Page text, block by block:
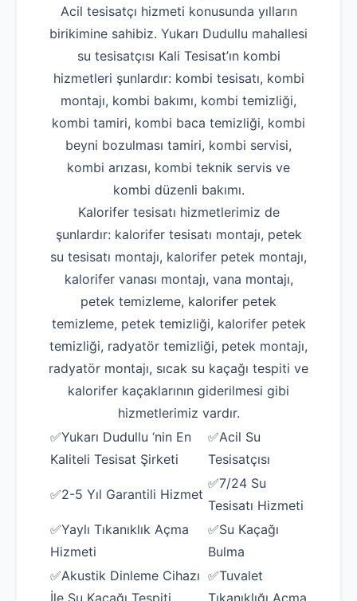
Acil tesisatçı hizmeti konusunda yılların
birikimine sahibiz. Yukarı Dudullu mahallesi
su tesisatçısı Kali Tesisat’ın kombi
hizmetleri şunlardır: kombi tesisatı, kombi
montajı, kombi bakımı, kombi temizliği,
kombi tamiri, kombi baca temizliği, kombi
beyni bozulması tamiri, kombi servisi,
kombi arızası, kombi teknik servis ve
kombi düzenli bakımı.
Kalorifer tesisatı hizmetlerimiz de
şunlardır: kalorifer tesisatı montajı, petek
su tesisatı montajı, kalorifer petek montajı,
kalorifer vanası montajı, vana montajı,
petek temizleme, kalorifer petek
temizleme, petek temizliği, kalorifer petek
temizliği, radyatör temizliği, petek montajı,
radyatör montajı, sıcak su kaçağı tespiti ve
kalorifer kaçaklarının giderilmesi gibi
hizmetlerimiz vardır.
✅Yukarı Dudullu ‘nin En
Kaliteli Tesisat Şirketi
✅Acil Su
Tesisatçısı
✅2-5 Yıl Garantili Hizmet
✅7/24 Su
Tesisatı Hizmeti
✅Yaylı Tıkanıklık Açma
Hizmeti
✅Su Kaçağı
Bulma
✅Akustik Dinleme Cihazı
İle Su Kaçağı Tespiti
✅Tuvalet
Tıkanıklığı Açma